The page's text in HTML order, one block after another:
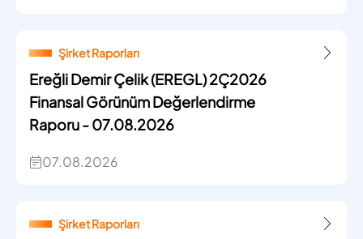
Şirket Raporları
Ereğli Demir Çelik (EREGL) 2Ç2026
Finansal Görünüm Değerlendirme
Raporu - 07.08.2026
07.08.2026
Şirket Raporları